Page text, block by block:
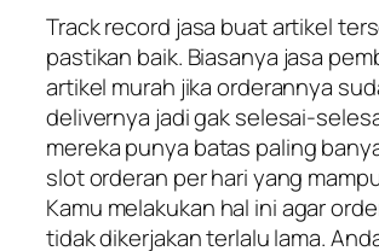
Track record jasa buat artikel
pastikan baik. Biasanya jasa
artikel murah jika orderannya
delivernya jadi gak selesai-
mereka punya batas paling
slot orderan per hari yang
Kamu melakukan hal ini agar
tidak dikerjakan terlalu lama.